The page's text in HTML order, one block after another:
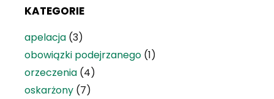
KATEGORIE
apelacja (3)
obowiązki podejrzanego (1)
orzeczenia (4)
oskarżony (7)